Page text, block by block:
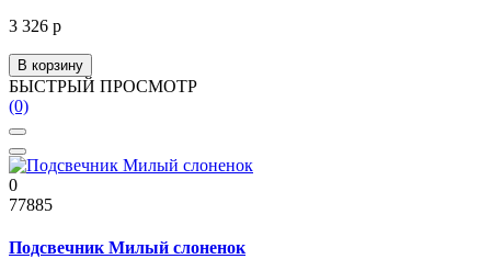
3 326 р
В корзину
БЫСТРЫЙ ПРОСМОТР
(0)
0
77885
Подсвечник Милый слоненок